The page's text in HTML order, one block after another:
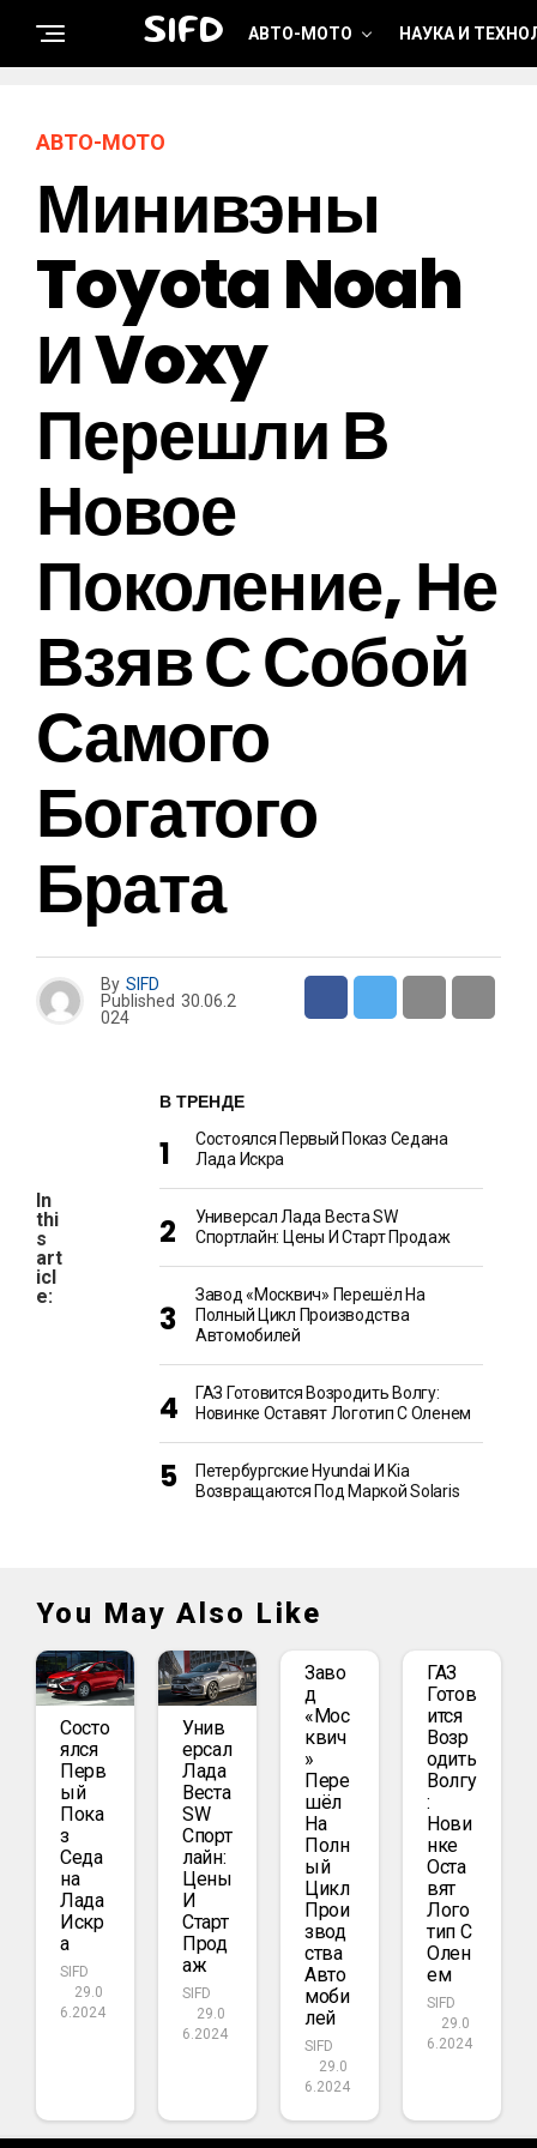
SIFD АВТО-МОТО НАУКА И
АВТО-МОТО
Минивэны
Toyota Noah
И Voxy
Перешли В
Новое
Поколение, Не
Взяв С Собой
Самого
Богатого
Брата
By SIFD
Published 30.06.2
024
In
thi
s
art
icl
e:
В ТРЕНДЕ
Состоялся Первый Показ Седана
Лада Искра
Универсал Лада Веста SW
Спортлайн: Цены И Старт Продаж
Завод «Москвич» Перешёл На
Полный Цикл Производства
Автомобилей
ГАЗ Готовится Возродить Волгу:
Новинке Оставят Логотип С Оленем
Петербургские Hyundai И Kia
Возвращаются Под Маркой Solaris
You May Also Like
Состо
Ялся
Перв
Ый
Пока
З
Седа
На
Лада
Искр
А
SIFD
29.0
6.2024
Унив
Ерсал
Лада
Веста
SW
Спорт
Лайн:
Цены
И
Старт
Прод
Аж
SIFD
29.0
6.2024
Заво
Д
«Мос
Квич
»
Пере
Шёл
На
Полн
Ый
Цикл
Прои
Звод
Ства
Авто
Моби
Лей
SIFD
29.0
6.2024
ГАЗ
Готов
Ится
Возр
Одить
Волгу
:
Нови
Нке
Оста
Вят
Лого
Тип С
Олен
Ем
SIFD
29.0
6.2024